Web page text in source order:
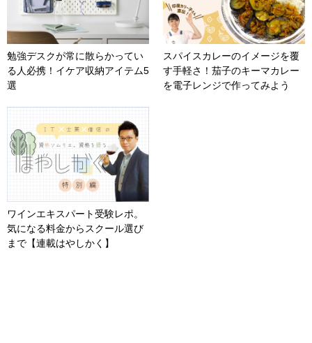
勉強デスクが常に散らかってい
る人必携！イケア収納アイテム5
選
スパイスカレーのイメージを覆
す手軽さ！茄子のキーマカレー
を電子レンジで作ってみよう
ワインエキスパート受験レポ。
気になる料金からスクール選び
まで【連載はやしかく】